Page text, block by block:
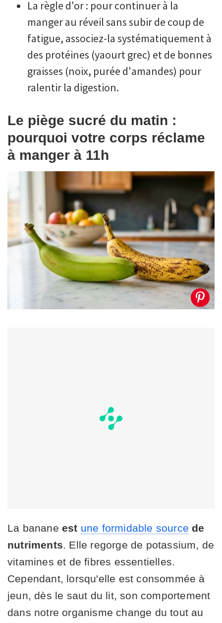
La règle d'or : pour continuer à la
manger au réveil sans subir de coup de
fatigue, associez-la systématiquement à
des protéines (yaourt grec) et de bonnes
graisses (noix, purée d'amandes) pour
ralentir la digestion.
Le piège sucré du matin :
pourquoi votre corps réclame
à manger à 11h
La banane est une formidable source de
nutriments. Elle regorge de potassium, de
vitamines et de fibres essentielles.
Cependant, lorsqu'elle est consommée à
jeun, dès le saut du lit, son comportement
dans notre organisme change du tout au